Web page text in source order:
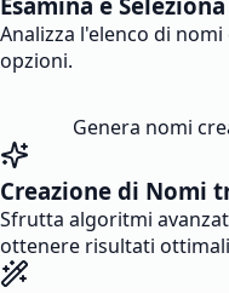
Analizza l'elenco di
opzioni.
Genera nomi
Creazione di Nomi
Sfrutta algoritmi
ottenere risultati